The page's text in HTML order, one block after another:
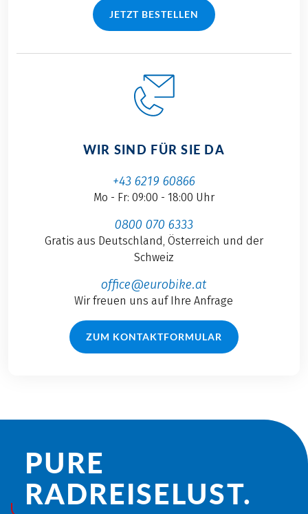
JETZT BESTELLEN
WIR SIND FÜR SIE DA
+43 6219 60866
Mo - Fr: 09:00 - 18:00 Uhr
0800 070 6333
Gratis aus Deutschland, Österreich und der
Schweiz
office@eurobike.at
Wir freuen uns auf Ihre Anfrage
ZUM KONTAKTFORMULAR
PURE
RADREISE­LUST.